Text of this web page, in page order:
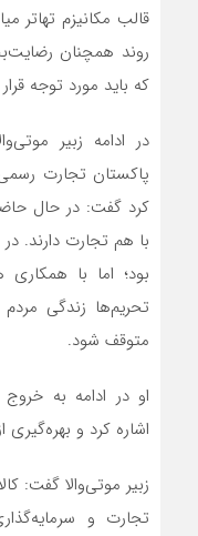
قالب مکانیزم تهاتر
روند همچنان
که باید مورد توجه
در ادامه زبیر
پاکستان تجارت رسمی
کرد گفت: در حال
با هم تجارت دارند. در
بود؛ اما با
تحریم‌ها زندگی مردم
متوقف شود.
اشاره کرد و
زبیر موتی‌والا گفت:
تجارت و